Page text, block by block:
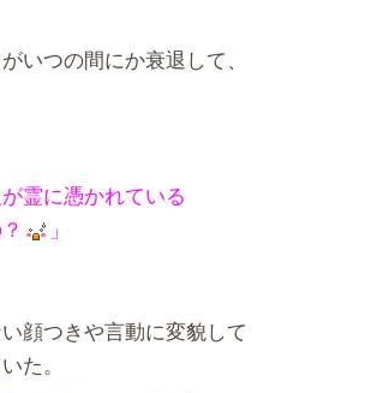
いつの間にか衰退して、
が霊に憑かれている
」
顔つきや言動に変貌して
た。